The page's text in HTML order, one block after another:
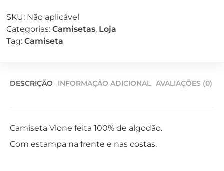
SKU: Não aplicável
Categorias: Camisetas, Loja
Tag: Camiseta
DESCRIÇÃO INFORMAÇÃO ADICIONAL AVALIAÇÕES (0)
Camiseta Vlone feita 100% de algodão.
Com estampa na frente e nas costas.